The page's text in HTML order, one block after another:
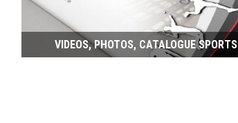
VIDEOS, PHOTOS, CATALOGUE SPORTS